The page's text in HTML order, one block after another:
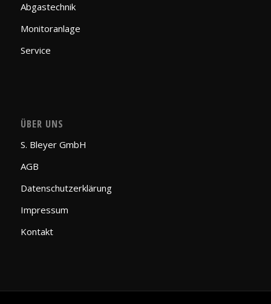
Abgastechnik
Monitoranlage
Service
ÜBER UNS
S. Bleyer GmbH
AGB
Datenschutzerklärung
Impressum
Kontakt